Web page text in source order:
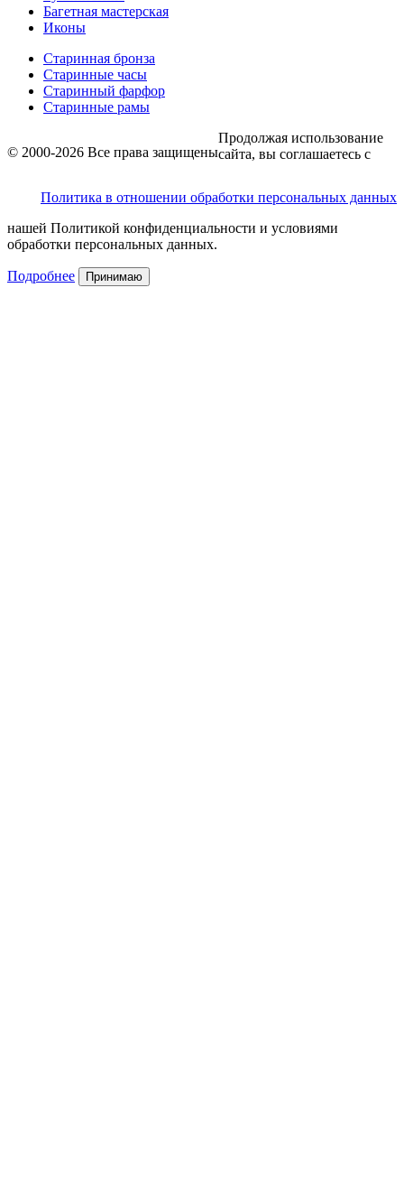
Багетная мастерская
Иконы
Старинная бронза
Старинные часы
Старинный фарфор
Старинные рамы
© 2000-2026 Все права защищены
Политика в отношении обработки персональных данных
Продолжая использование
сайта, вы соглашаетесь с
нашей Политикой конфиденциальности и условиями
обработки персональных данных.
Подробнее Принимаю